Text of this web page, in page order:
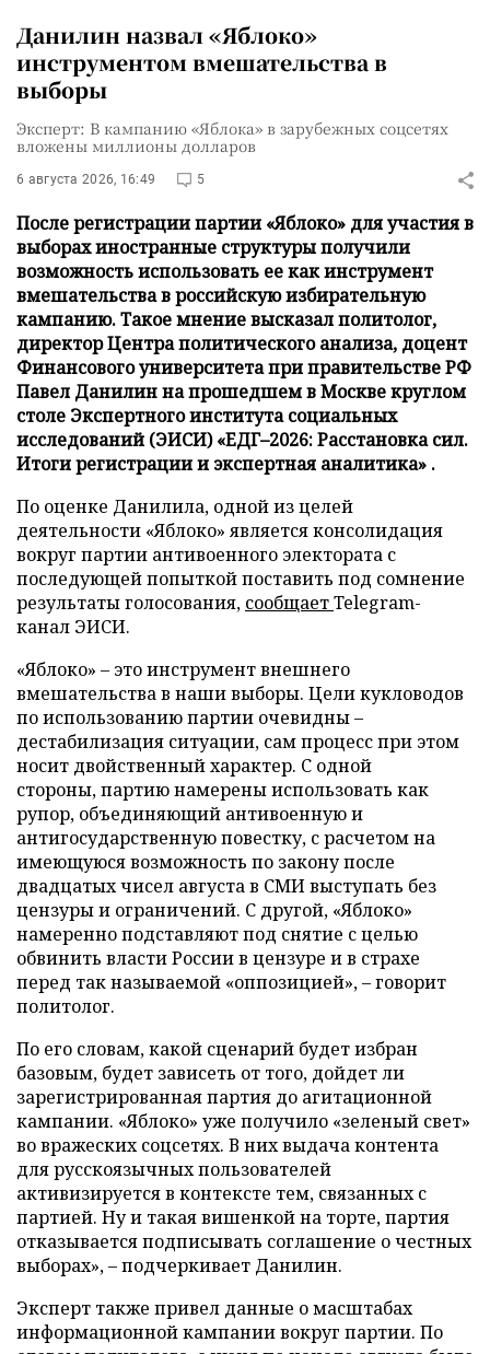
Данилин назвал «Яблоко»
инструментом вмешательства в
выборы
Эксперт: В кампанию «Яблока» в зарубежных соцсетях
вложены миллионы долларов
6 августа 2026, 16:49 5
После регистрации партии «Яблоко» для участия в
выборах иностранные структуры получили
возможность использовать ее как инструмент
вмешательства в российскую избирательную
кампанию. Такое мнение высказал политолог,
директор Центра политического анализа, доцент
Финансового университета при правительстве РФ
Павел Данилин на прошедшем в Москве круглом
столе Экспертного института социальных
исследований (ЭИСИ) «ЕДГ–2026: Расстановка сил.
Итоги регистрации и экспертная аналитика» .
По оценке Данилила, одной из целей
деятельности «Яблоко» является консолидация
вокруг партии антивоенного электората с
последующей попыткой поставить под сомнение
результаты голосования, сообщаетTelegram-
канал ЭИСИ.
«Яблоко» – это инструмент внешнего
вмешательства в наши выборы. Цели кукловодов
по использованию партии очевидны –
дестабилизация ситуации, сам процесс при этом
носит двойственный характер. С одной
стороны, партию намерены использовать как
рупор, объединяющий антивоенную и
антигосударственную повестку, с расчетом на
имеющуюся возможность по закону после
двадцатых чисел августа в СМИ выступать без
цензуры и ограничений. С другой, «Яблоко»
намеренно подставляют под снятие с целью
обвинить власти России в цензуре и в страхе
перед так называемой «оппозицией», – говорит
политолог.
По его словам, какой сценарий будет избран
базовым, будет зависеть от того, дойдет ли
зарегистрированная партия до агитационной
кампании. «Яблоко» уже получило «зеленый свет»
во вражеских соцсетях. В них выдача контента
для русскоязычных пользователей
активизируется в контексте тем, связанных с
партией. Ну и такая вишенкой на торте, партия
отказывается подписывать соглашение о честных
выборах», – подчеркивает Данилин.
Эксперт также привел данные о масштабах
информационной кампании вокруг партии. По